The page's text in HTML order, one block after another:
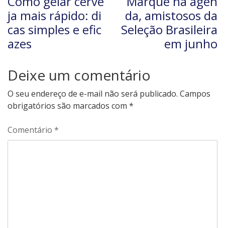
ja mais rápido: di
cas simples e efic
azes
da, amistosos da
Seleção Brasileira
em junho
Deixe um comentário
O seu endereço de e-mail não será publicado. Campos
obrigatórios são marcados com *
Comentário *